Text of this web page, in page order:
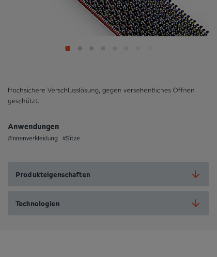
Hochsichere Verschlusslösung, gegen versehentliches Öffnen
geschützt.
Anwendungen
#Innenverkleidung #Sitze
Produkteigenschaften
Technologien